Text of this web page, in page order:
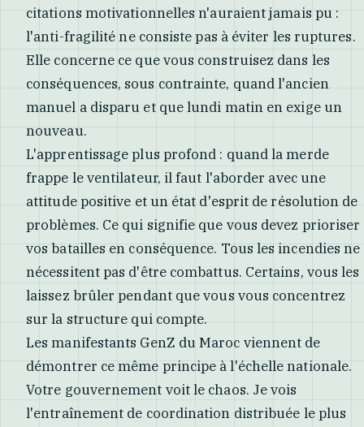
citations motivationnelles n'auraient jamais pu :
l'anti-fragilité ne consiste pas à éviter les ruptures.
Elle concerne ce que vous construisez dans les
conséquences, sous contrainte, quand l'ancien
manuel a disparu et que lundi matin en exige un
nouveau.
L'apprentissage plus profond : quand la merde
frappe le ventilateur, il faut l'aborder avec une
attitude positive et un état d'esprit de résolution de
problèmes. Ce qui signifie que vous devez prioriser
vos batailles en conséquence. Tous les incendies ne
nécessitent pas d'être combattus. Certains, vous les
laissez brûler pendant que vous vous concentrez
sur la structure qui compte.
Les manifestants GenZ du Maroc viennent de
démontrer ce même principe à l'échelle nationale.
Votre gouvernement voit le chaos. Je vois
l'entraînement de coordination distribuée le plus